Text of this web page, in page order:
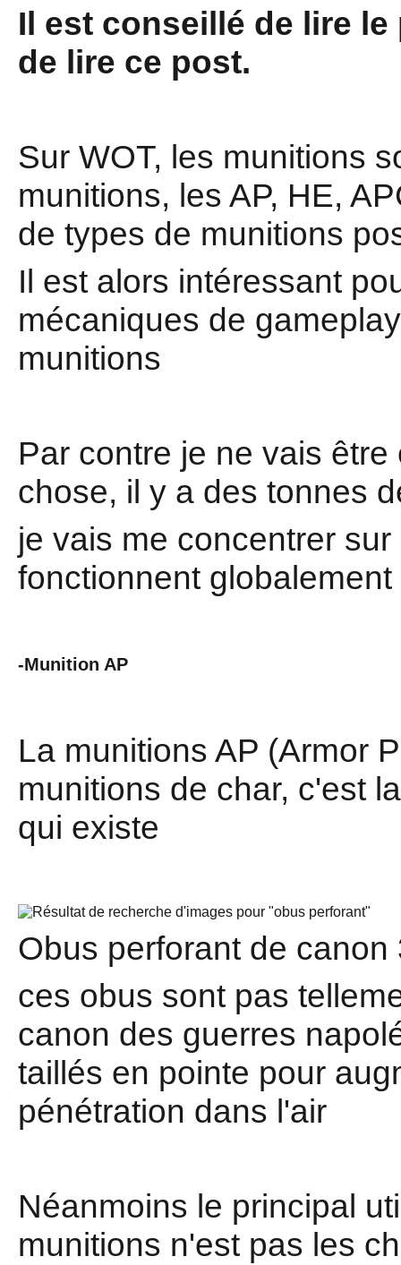
Il est conseillé de lire
de lire ce post.
Sur WOT, les munitions
munitions, les AP, HE,
de types de munitions
Il est alors intéressant
mécaniques de
munitions
Par contre je ne vais
chose, il y a des tonnes
je vais me concentrer
fonctionnent globalement
-Munition AP
La munitions AP (Armor
munitions de char, c'est
qui existe
Obus perforant de
ces obus sont pas
canon des guerres
taillés en pointe pour
pénétration dans l'air
Néanmoins le principal
munitions n'est pas les